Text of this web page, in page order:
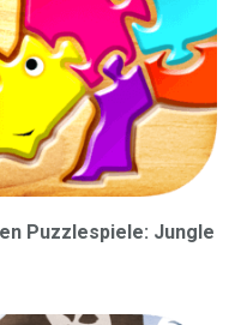
Puzzlespiele: Jungle